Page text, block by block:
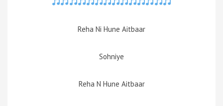
Reha Ni Hune Aitbaar
Sohniye
Reha N Hune Aitbaar